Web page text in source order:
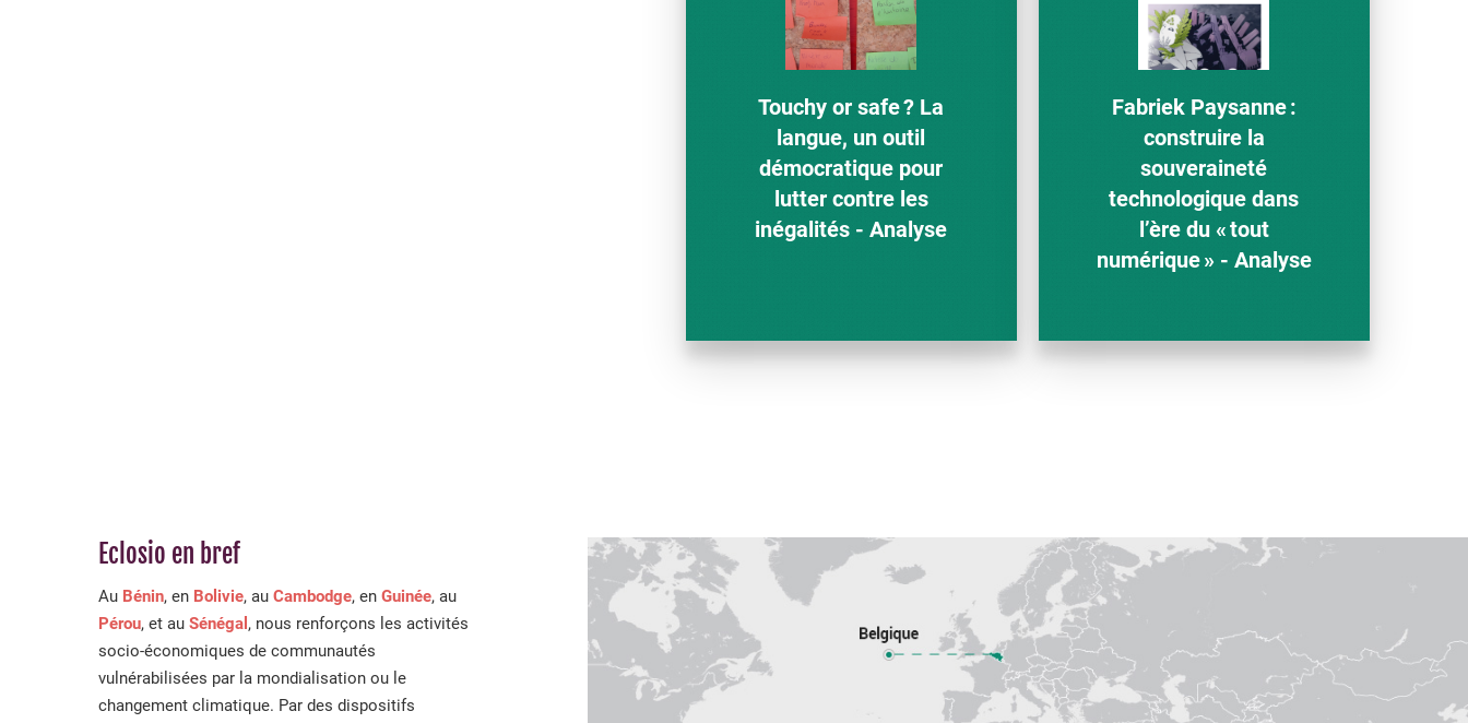
Touchy or safe ? La
langue, un outil
démocratique pour
lutter contre les
inégalités - Analyse
Fabriek Paysanne :
construire la
souveraineté
technologique dans
l’ère du « tout
numérique » - Analyse
Eclosio en bref
Au Bénin, en Bolivie, au Cambodge, en Guinée, au
Pérou, et au Sénégal , nous renforçons les activités
socio-économiques de communautés
vulnérabilisées par la mondialisation ou le
changement climatique. Par des dispositifs